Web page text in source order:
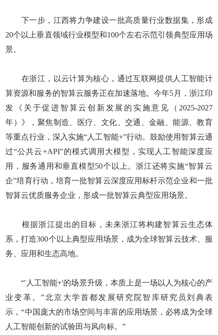
下一步，江西将力争建设一批高质量行业数据集，形成
20个以上垂直领域行业模型和100个左右示范引领典型应用场
景。
在浙江，以云计算为核心，通过互联网提供人工智能计
算资源和服务的智算云服务正在加速落地。今年5月，浙江印
发《关于促进智算云创新发展的实施意见（2025-2027
年）》，聚焦制造、医疗、文化、交通、金融、能源、教育
等重点行业，深入实施“人工智能+”行动。鼓励使用智算云通
过“公共云+API”的模式调用大模型，实现人工智能深度应
用，服务通用和垂直模型50个以上。浙江还将实施“智算云
企”培育行动，培育一批智算云深度应用标杆示范企业和一批
智算云优质服务企业，形成一批智算云典型应用场景。
根据浙江提出的目标，未来浙江将构建智算云生态体
系，打造300个以上典型应用场景，成为全球智算云技术、服
务、应用和生态高地。
“'人工智能+'的场景升级，本质上是一场以人为核心的产
业变革。”北京大学首都发展研究院智库研究员刘典表
示，“中国庞大的市场空间与丰富的应用场景，必将成为全球
人工智能创新的试验田与风向标。”